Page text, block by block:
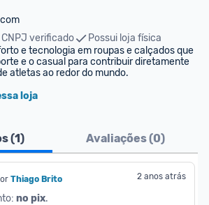
CNPJ verificado
Possui loja física
e tecnologia em roupas e calçados que
e o casual para contribuir diretamente
atletas ao redor do mundo.
loja
(1) Avaliações (0)
Thiago Brito 2 anos atrás
no pix.